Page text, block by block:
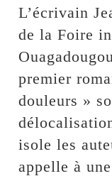
L’écrivain
de la Foire
premier
douleurs »
isole les
appelle à